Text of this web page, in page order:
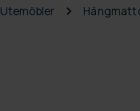
Utemöbler